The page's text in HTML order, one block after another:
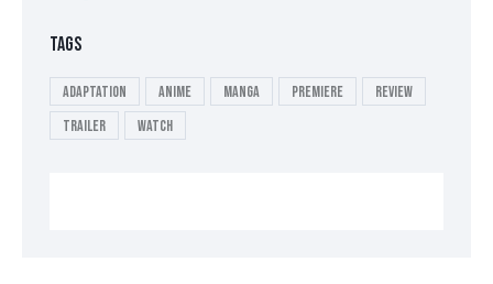
TAGS
Adaptation Anime Manga Premiere
Review
Trailer
Watch